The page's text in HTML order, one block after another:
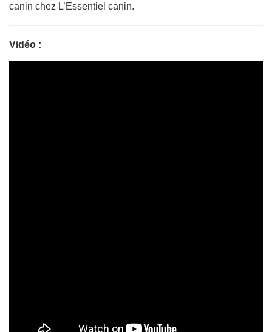
canin chez L’Essentiel canin.
Vidéo :